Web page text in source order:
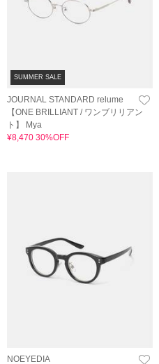
SUMMER SALE
JOURNAL STANDARD relume
【ONE BRILLIANT / ワンブリリアン
ト】 Mya
¥8,470 30%OFF
NOEYEDIA